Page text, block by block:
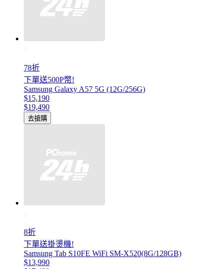
78折
下單送500P幣!
Samsung Galaxy A57 5G (12G/256G)
$15,190
$19,490
去搶購
8折
下單送掛燙機!
Samsung Tab S10FE WiFi SM-X520(8G/128GB)
$13,990